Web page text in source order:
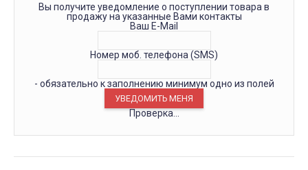
Вы получите уведомление о поступлении товара в
продажу на указанные Вами контакты
Ваш E-Mail
Номер моб. телефона (SMS)
- обязательно к заполнению минимум одно из полей
Проверка...